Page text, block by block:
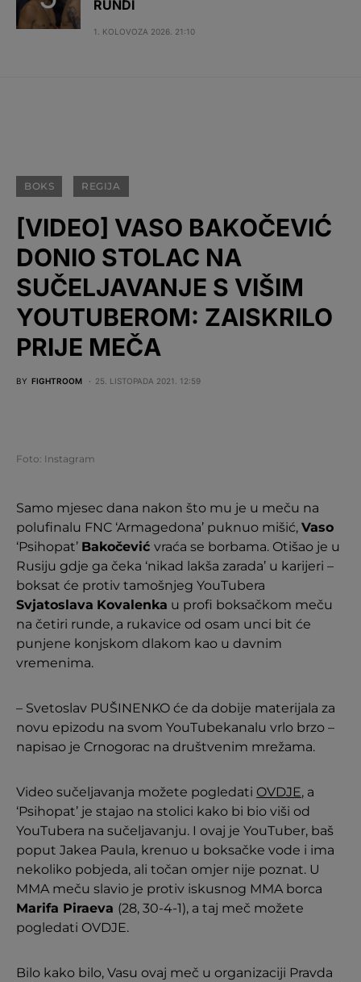
RUNDI
1. KOLOVOZA 2026. 21:10
BOKS REGIJA
[VIDEO] VASO BAKOČEVIĆ
DONIO STOLAC NA
SUČELJAVANJE S VIŠIM
YOUTUBEROM: ZAISKRILO
PRIJE MEČA
BY FIGHTROOM 25. LISTOPADA 2021. 12:59
Foto: Instagram
Samo mjesec dana nakon što mu je u meču na
polufinalu FNC ‘Armagedona’ puknuo mišić, Vaso
‘Psihopat’ Bakočević vraća se borbama. Otišao je u
Rusiju gdje ga čeka ‘nikad lakša zarada’ u karijeri –
boksat će protiv tamošnjeg YouTubera
Svjatoslava Kovalenka u profi boksačkom meču
na četiri runde, a rukavice od osam unci bit će
punjene konjskom dlakom kao u davnim
vremenima.
– Svetoslav PUŠINENKO će da dobije materijala za
novu epizodu na svom YouTubekanalu vrlo brzo –
napisao je Crnogorac na društvenim mrežama.
Video sučeljavanja možete pogledati OVDJE, a
‘Psihopat’ je stajao na stolici kako bi bio viši od
YouTubera na sučeljavanju. I ovaj je YouTuber, baš
poput Jakea Paula, krenuo u boksačke vode i ima
nekoliko pobjeda, ali točan omjer nije poznat. U
MMA meču slavio je protiv iskusnog MMA borca
Marifa Piraeva (28, 30-4-1), a taj meč možete
pogledati OVDJE.
Bilo kako bilo, Vasu ovaj meč u organizaciji Pravda